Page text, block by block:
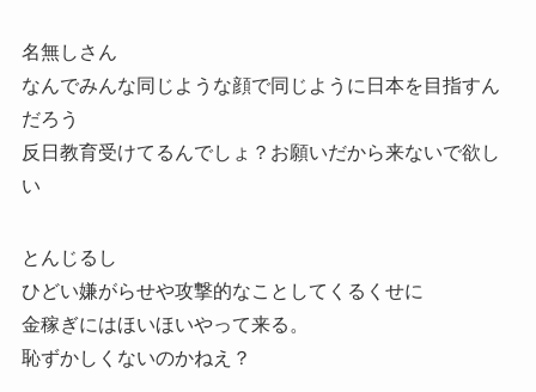
名無しさん
なんでみんな同じような顔で同じように日本を目指すん
だろう
反日教育受けてるんでしょ？お願いだから来ないで欲し
い
とんじるし
ひどい嫌がらせや攻撃的なことしてくるくせに
金稼ぎにはほいほいやって来る。
恥ずかしくないのかねえ？